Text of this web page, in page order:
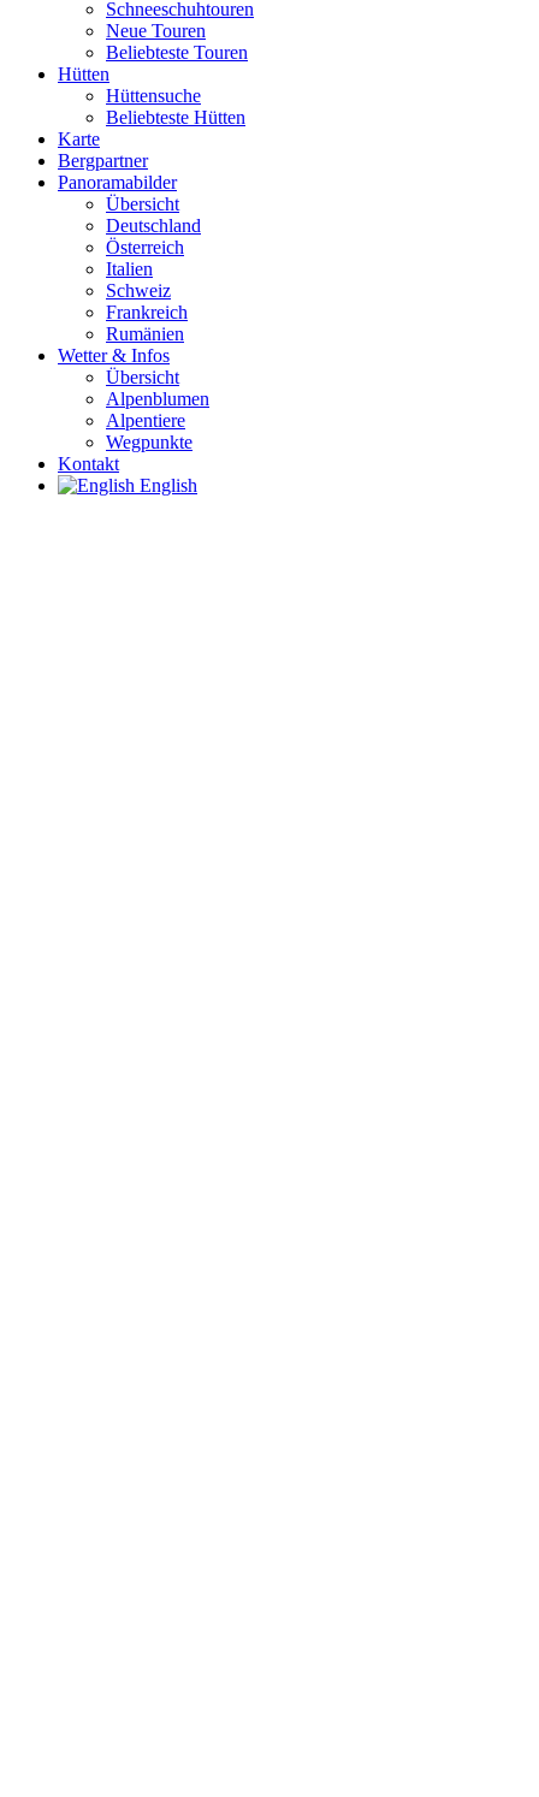
Schneeschuhtouren
Neue Touren
Beliebteste Touren
Hütten
Hüttensuche
Beliebteste Hütten
Karte
Bergpartner
Panoramabilder
Übersicht
Deutschland
Österreich
Italien
Schweiz
Frankreich
Rumänien
Wetter & Infos
Übersicht
Alpenblumen
Alpentiere
Wegpunkte
Kontakt
English